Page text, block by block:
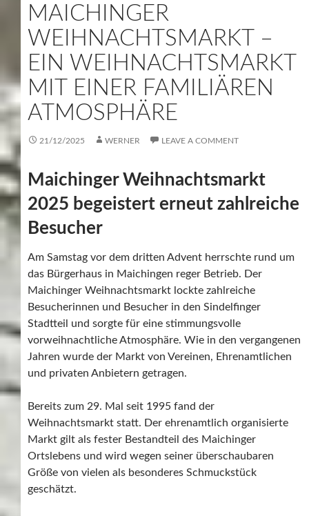
MAICHINGER
WEIHNACHTSMARKT –
EIN WEIHNACHTSMARKT
MIT EINER FAMILIÄREN
ATMOSPHÄRE
21/12/2025 WERNER LEAVE A COMMENT
Maichinger Weihnachtsmarkt
2025 begeistert erneut zahlreiche
Besucher
Am Samstag vor dem dritten Advent herrschte rund um
das Bürgerhaus in Maichingen reger Betrieb. Der
Maichinger Weihnachtsmarkt lockte zahlreiche
Besucherinnen und Besucher in den Sindelfinger
Stadtteil und sorgte für eine stimmungsvolle
vorweihnachtliche Atmosphäre. Wie in den vergangenen
Jahren wurde der Markt von Vereinen, Ehrenamtlichen
und privaten Anbietern getragen.
Bereits zum 29. Mal seit 1995 fand der
Weihnachtsmarkt statt. Der ehrenamtlich organisierte
Markt gilt als fester Bestandteil des Maichinger
Ortslebens und wird wegen seiner überschaubaren
Größe von vielen als besonderes Schmuckstück
geschätzt.